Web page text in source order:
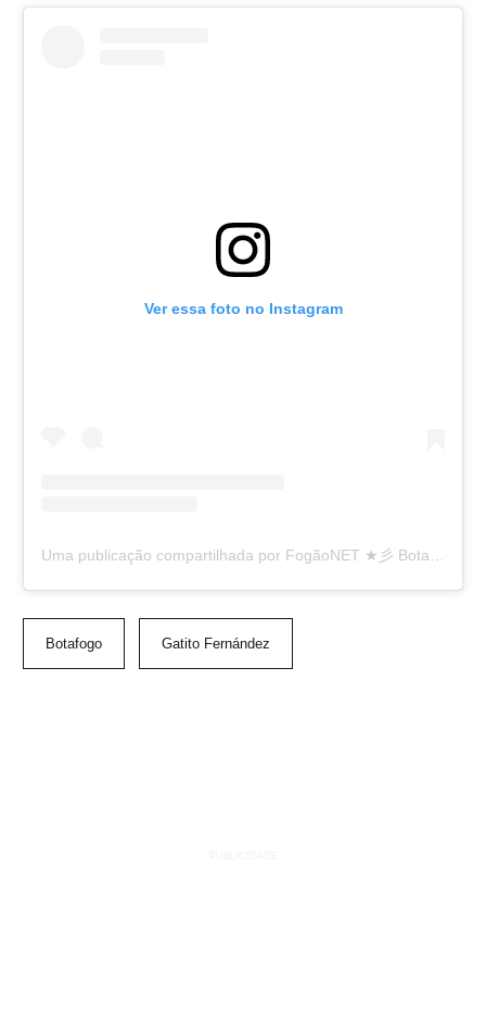
Ver essa foto no Instagram
Uma publicação compartilhada por FogãoNET ★彡 Botafogo FR 👨🏽‍💻🔥 (@fogaonet)
Botafogo Gatito Fernández